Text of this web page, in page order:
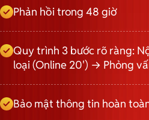
Phản hồi trong 48 giờ
Quy trình 3 bước rõ ràng:
loại (Online 20') → Phỏng
Bảo mật thông tin hoàn